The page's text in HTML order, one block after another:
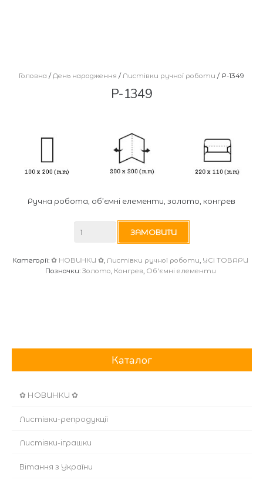
Головна / День народження / Листівки ручної роботи / Р-1349
Р-1349
Ручна робота, об’ємні елементи, золото, конгрев
Р-1349
ЗАМОВИТИ
Категорії:✿ НОВИНКИ ✿,Листівки ручної роботи, УСІ ТОВАРИ
Позначки: Золото, Конгрев, Об'ємні елементи
Каталог
✿ НОВИНКИ ✿
Листівки-репродукції
Листівки-іграшки
Вітання з України